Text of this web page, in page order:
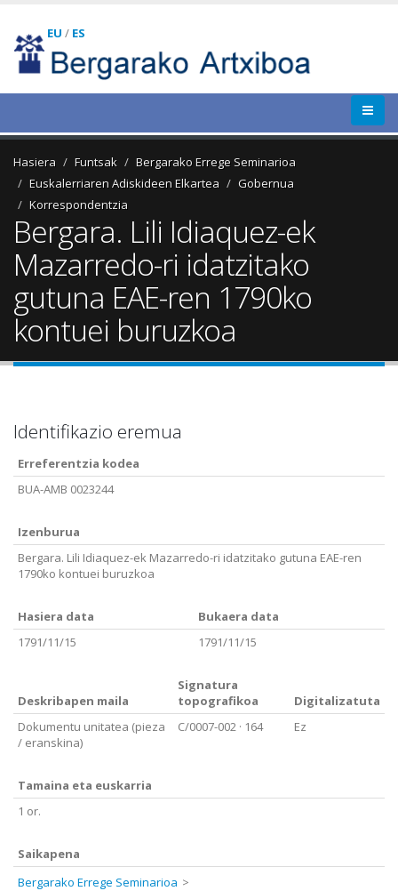
EU / ES
Hasiera Funtsak
Bergarako Errege Seminarioa
Euskalerriaren Adiskideen Elkartea
Gobernua
Korrespondentzia
Bergara. Lili Idiaquez-ek
Mazarredo-ri idatzitako
gutuna EAE-ren 1790ko
kontuei buruzkoa
Identifikazio eremua
Erreferentzia kodea
BUA-AMB 0023244
Izenburua
Bergara. Lili Idiaquez-ek Mazarredo-ri idatzitako gutuna EAE-ren
1790ko kontuei buruzkoa
Hasiera data
Bukaera data
1791/11/15
1791/11/15
Deskribapen maila
Signatura
topografikoa
Digitalizatuta
Dokumentu unitatea (pieza
/ eranskina)
C/0007-002 · 164 Ez
Tamaina eta euskarria
1 or.
Saikapena
Bergarako Errege Seminarioa